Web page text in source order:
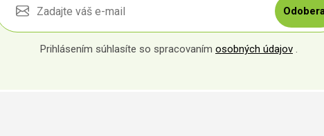
Prihlásením súhlasíte so spracovaním osobných údajov .